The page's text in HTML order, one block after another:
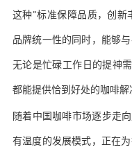
这种"标准保障品质，创新
品牌统一性的同时，能够
无论是忙碌工作日的提神
都能提供恰到好处的咖啡解
随着中国咖啡市场逐步走
有温度的发展模式，正在